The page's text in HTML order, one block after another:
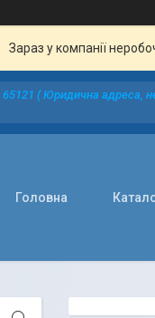
Зараз у компанії
( Юридична адреса,
Головна